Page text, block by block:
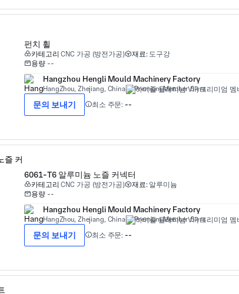
펀치 휠
카테고리 CNC 가공 (방전가공) 재료:도구강
용량--
Hangzhou Hengli Mould Machinery Factory
HangZhou, Zhejiang, China Premium Member 6 yrs
문의 보내기 최소 주문:--
6061-T6 알루미늄 노즐 커넥터
카테고리 CNC 가공 (방전가공) 재료:알루미늄
용량--
Hangzhou Hengli Mould Machinery Factory
HangZhou, Zhejiang, China Premium Member 6 yrs
문의 보내기 최소 주문:--